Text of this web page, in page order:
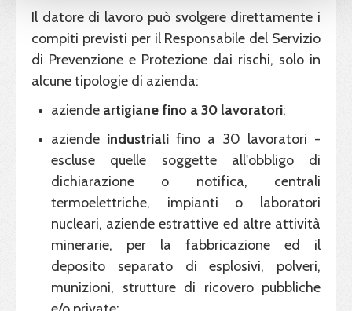
Il datore di lavoro può svolgere direttamente i
compiti previsti per il Responsabile del Servizio
di Prevenzione e Protezione dai rischi, solo in
alcune tipologie di azienda:
aziende artigiane fino a 30 lavoratori;
aziende industriali fino a 30 lavoratori -
escluse quelle soggette all'obbligo di
dichiarazione o notifica, centrali
termoelettriche, impianti o laboratori
nucleari, aziende estrattive ed altre attività
minerarie, per la fabbricazione ed il
deposito separato di esplosivi, polveri,
munizioni, strutture di ricovero pubbliche